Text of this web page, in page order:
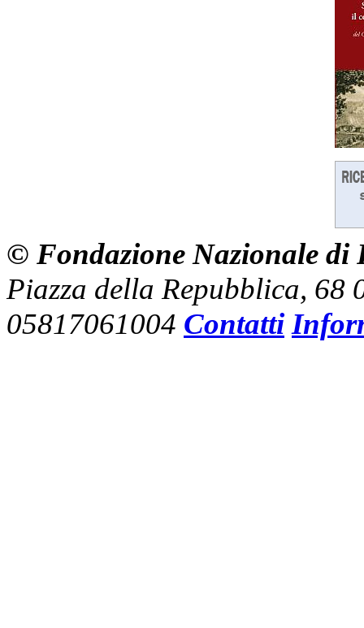
© Fondazione Nazionale di
Piazza della Repubblica, 68
05817061004 Contatti